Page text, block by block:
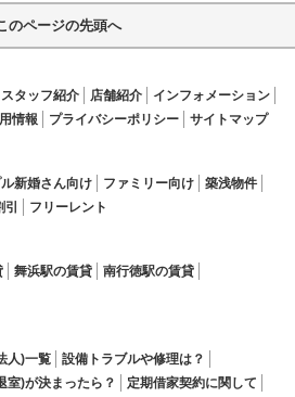
のページの先頭へ
スタッフ紹介 店舗紹介
インフォメーション
情報 プライバシーポリシー サイトマップ
新婚さん向け ファミリー向け
築浅物件
フリーレント
舞浜駅の賃貸
南行徳駅の賃貸
人)一覧
設備トラブルや修理は？
室)が決まったら？
定期借家契約に関して